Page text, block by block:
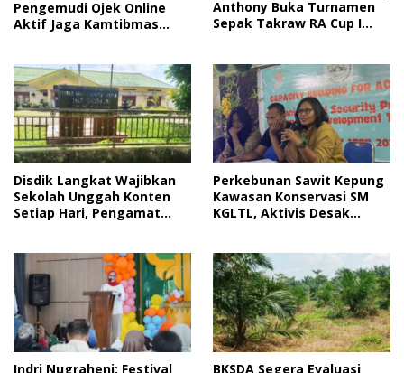
Pengemudi Ojek Online
Aktif Jaga Kamtibmas
Anthony Buka Turnamen
Sepak Takraw RA Cup I
Disdik Langkat Wajibkan
Sekolah Unggah Konten
Setiap Hari, Pengamat
Perkebunan Sawit Kepung
Kawasan Konservasi SM
KGLTL, Aktivis Desak
Indri Nugraheni: Festival BKSDA Segera Evaluasi